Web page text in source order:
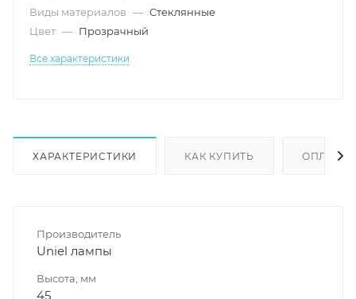
Виды материалов — Стеклянные
Цвет — Прозрачный
Все характеристики
ХАРАКТЕРИСТИКИ КАК КУПИТЬ ОПЛАТА
Производитель
Uniel лампы
Высота, мм
45